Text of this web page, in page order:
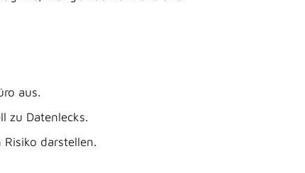
aus.
zu Datenlecks.
darstellen.